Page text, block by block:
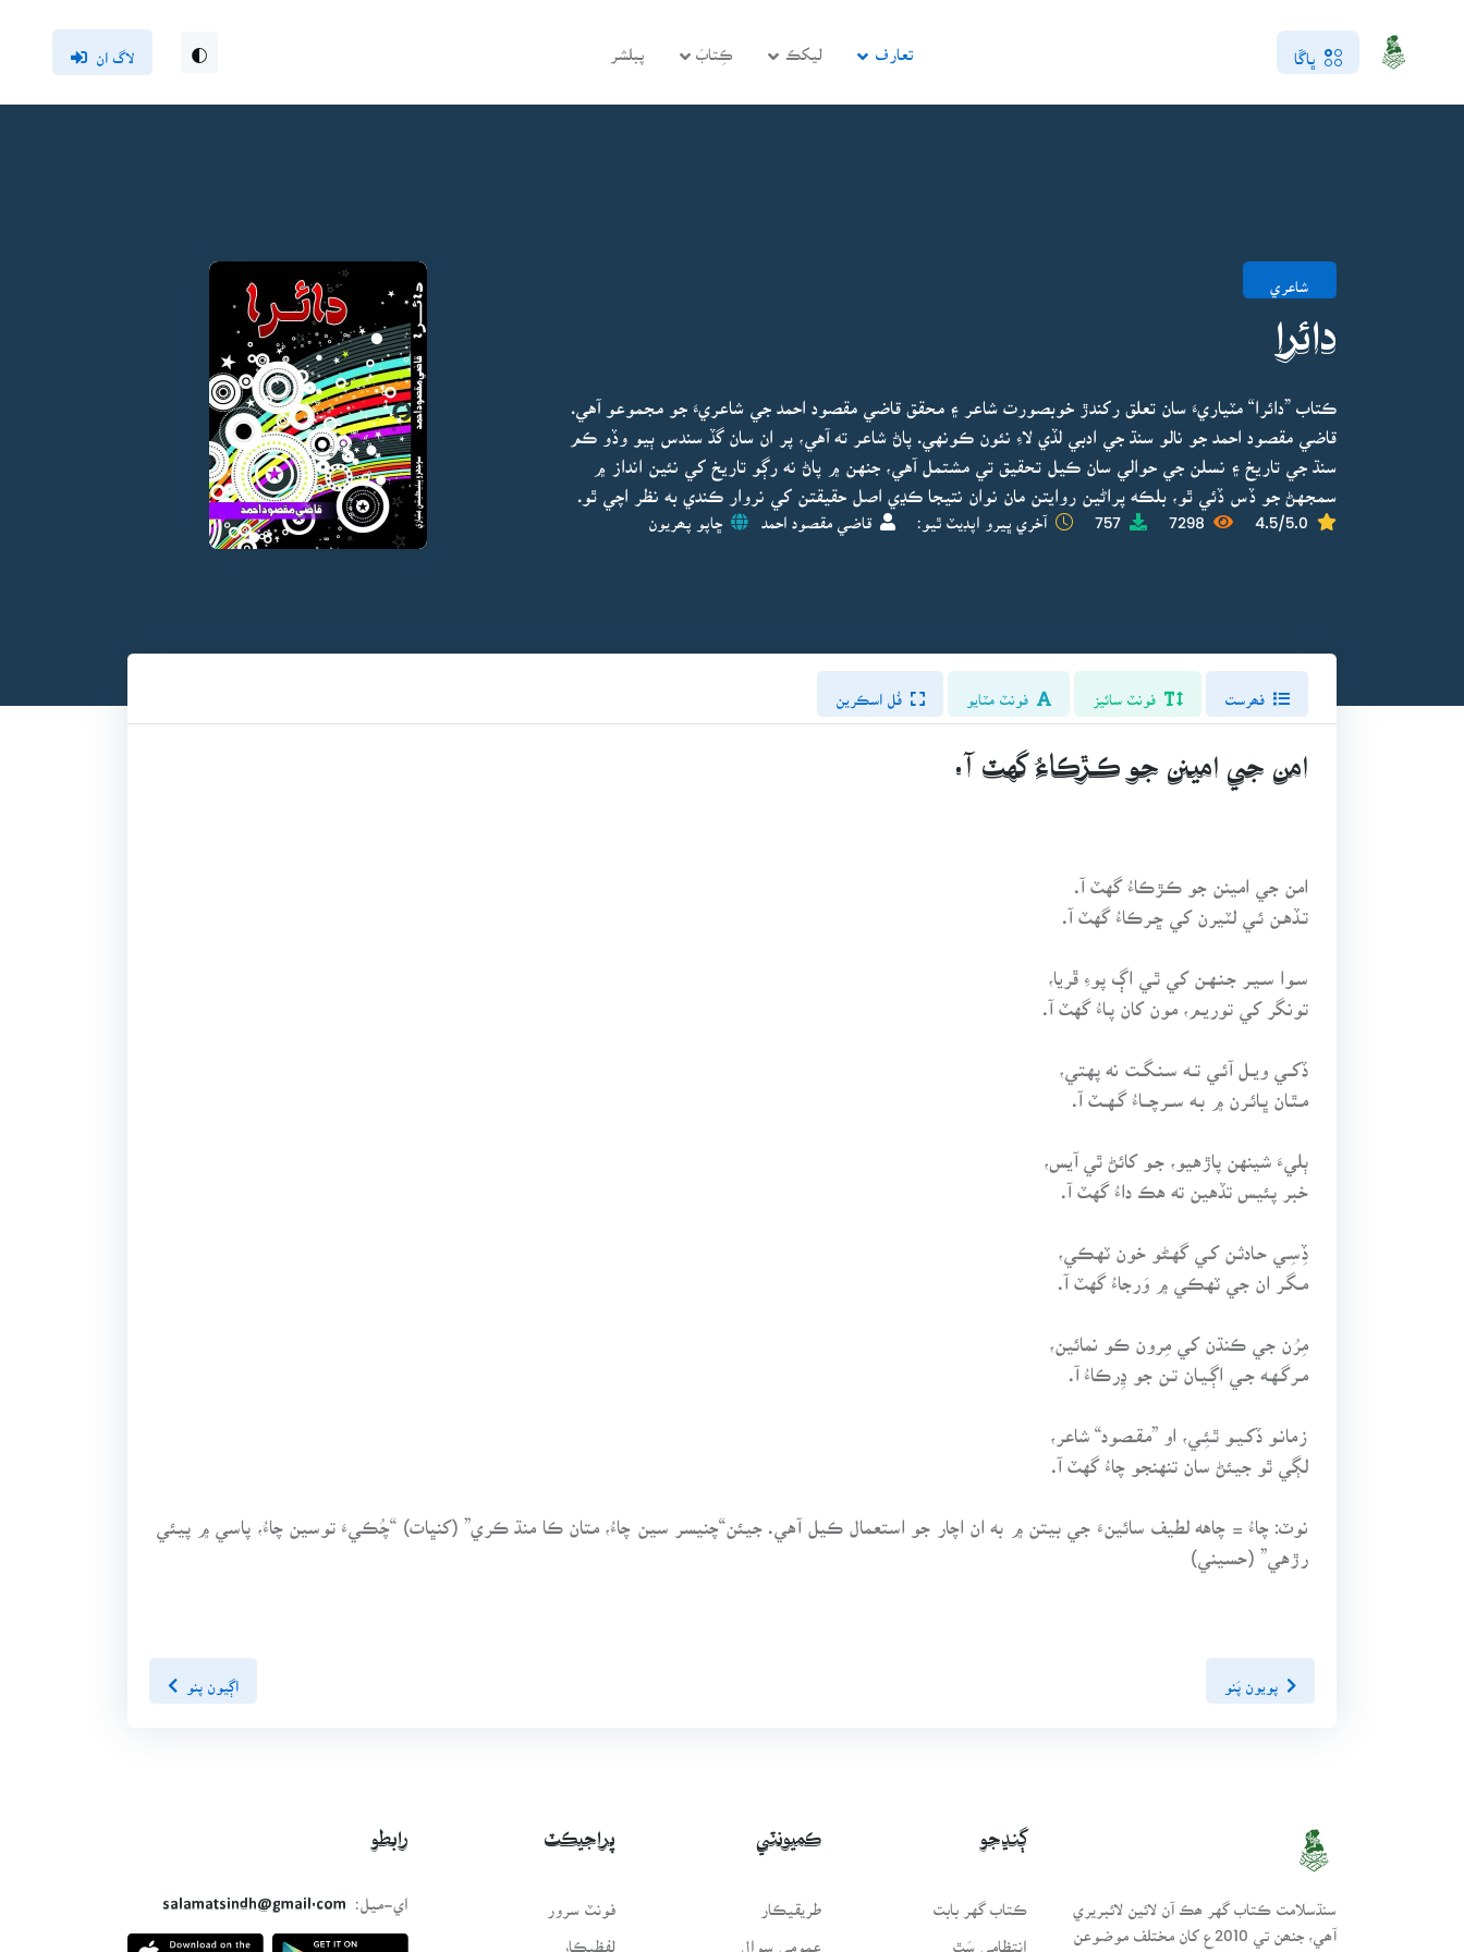
ڀاڱا تعارف ليکڪ ڪِتابَ پبلشر لاگ ان
شاعري
دائرا
ڪتاب ”دائرا“ مٽياريءَ سان تعلق رکندڙ خوبصورت شاعر ۽ محقق قاضي مقصود احمد جي شاعريءَ جو مجموعو آهي.
قاضي مقصود احمد جو نالو سنڌ جي ادبي لڏي لاءِ نئون ڪونهي. پاڻ شاعر ته آهي، پر ان سان گڏ سندس ٻيو وڏو ڪم
سنڌ جي تاريخ ۽ نسلن جي حوالي سان ڪيل تحقيق تي مشتمل آهي، جنهن ۾ پاڻ نه رڳو تاريخ کي نئين انداز ۾
سمجهڻ جو ڏس ڏئي ٿو، بلڪه پراڻين روايتن مان نوان نتيجا ڪڍي اصل حقيقتن کي نروار ڪندي به نظر اچي ٿو.
4.5/5.0
7298
757 آخري ڀيرو اپڊيٽ ٿيو: قاضي مقصود احمد ڇاپو پھريون
فونٽ سائيز فونٽ مٽايو فُل اسڪرين
امن جي امينن جو ڪـڙڪاءُ گهٽ آ.
امن جي امينن جو ڪـڙڪاءُ گهٽ آ.
تـڏهـن ئـي لٽيرن کي ڇـرڪاءُ گهٽ آ.
سـوا سـيـر جـنـهـن کي ٿـي اڳ پوءِ ڦريا،
تونگر کي توريـم، مون کان پـاءُ گهٽ آ.
ڏکــي ويــل آئـي تــه سـنـگــت نه پهتي،
مـٿـان ڀـائـرن ۾ بـه ســرچـــاءُ گـهــٽ آ.
ٻليءَ شينهن پاڙهيو، جـو کائڻ ٿي آيس،
خبر پئيس تڏهين ته هڪ داءُ گهٽ آ.
ڏِسِـي حـادثـن کـي گهـڻو خون ٽهڪي،
مـگـر ان جي ٽهڪي ۾ وَرجاءُ گهٽ آ.
مِرُن جي ڪنڌن کي مِرون ڪو نمائين،
مـرگـهـه جـي اڳـيـان تـن جو ڍِرڪاءُ آ.
زمانـو ڏکـيـو ٿـئِـي، او ”مقـصود“ شاعر،
لڳي ٿو جيئڻ سان تنهنجو چاءُ گهٽ آ.
نوٽ: چاءُ = چاهه لطيف سائينءَ جي بيتن ۾ به ان اچار جو استعمال ڪيل آهي. جيئن“چنيسر سين چاءُ، متان ڪا منڌ ڪري” (کنڀات) “چُڪيءَ توسين چاءُ، پاسي ۾ پيئي
رڙهي” (حسيني)
پويون پَنو اڳيون پنو
سنڌسلامت ڪتاب گهر ھڪ آن لائين لائبريري
آھي، جنھن تي 2010ع کان مختلف موضوعن
ڳنڍجو
ڪتاب گهر بابت
انتظامي سَٿ
ڪميونٽي
طريقيڪار
عمومي سوال
پراجيڪٽ
فونٽ سرور
لفظيڪار
رابطو
اي-ميل:
salamatsindh@gmail.com